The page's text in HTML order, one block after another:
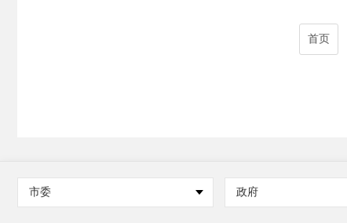
首页
市委 政府